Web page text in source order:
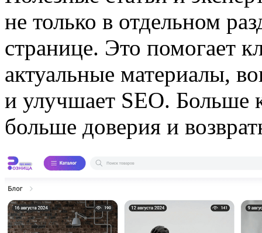
не только в отдельном
странице. Это помогает
актуальные материалы,
и улучшает SEO. Больше
больше доверия и